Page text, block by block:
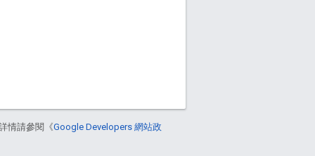
情請參閱《Google Developers 網站政